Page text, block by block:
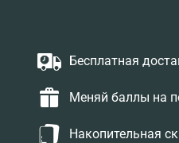
Бесплатная
Меняй баллы на
Накопительная